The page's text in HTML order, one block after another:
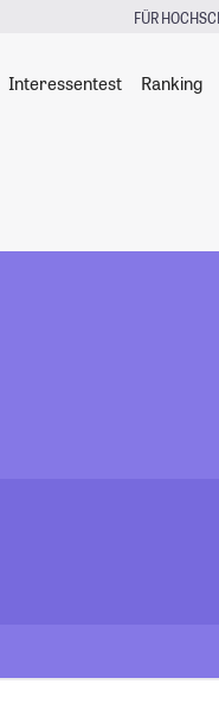
FÜR
Interessentest Ranking